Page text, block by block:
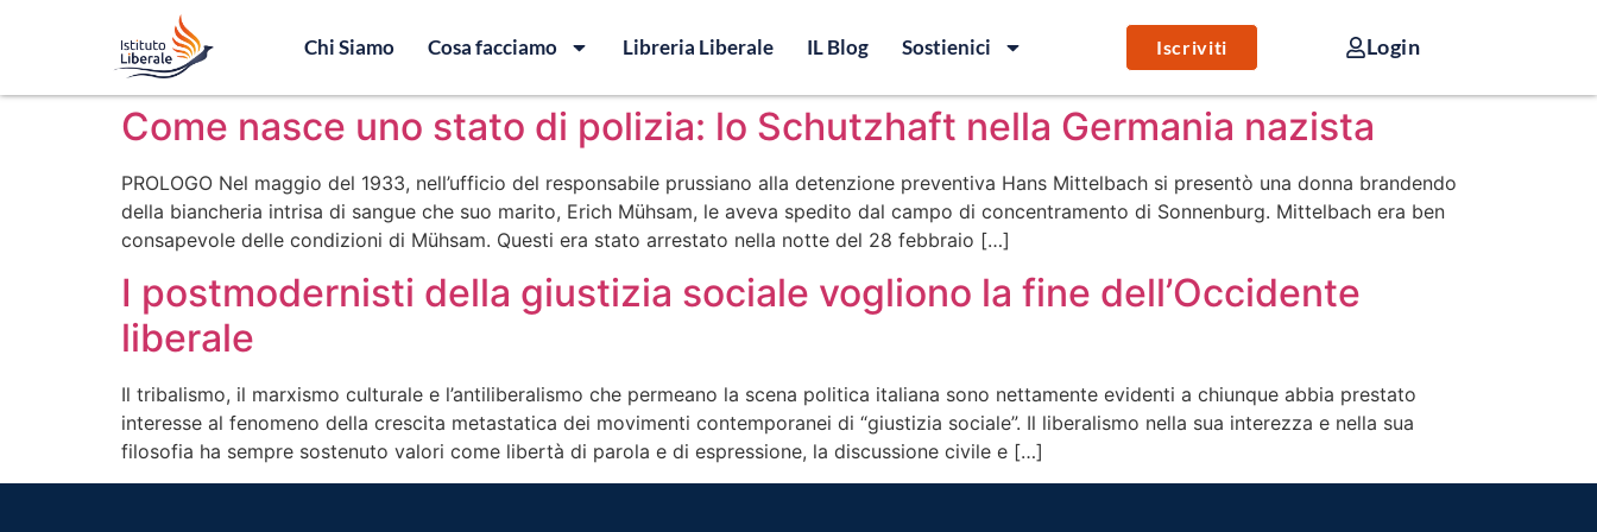
Chi Siamo Cosa facciamo Libreria Liberale IL Blog Sostienici Iscriviti Login
Come nasce uno stato di polizia: lo Schutzhaft nella Germania nazista
PROLOGO Nel maggio del 1933, nell’ufficio del responsabile prussiano alla detenzione preventiva Hans Mittelbach si presentò una donna brandendo
della biancheria intrisa di sangue che suo marito, Erich Mühsam, le aveva spedito dal campo di concentramento di Sonnenburg. Mittelbach era ben
consapevole delle condizioni di Mühsam. Questi era stato arrestato nella notte del 28 febbraio […]
I postmodernisti della giustizia sociale vogliono la fine dell’Occidente
liberale
Il tribalismo, il marxismo culturale e l’antiliberalismo che permeano la scena politica italiana sono nettamente evidenti a chiunque abbia prestato
interesse al fenomeno della crescita metastatica dei movimenti contemporanei di “giustizia sociale”. Il liberalismo nella sua interezza e nella sua
filosofia ha sempre sostenuto valori come libertà di parola e di espressione, la discussione civile e […]